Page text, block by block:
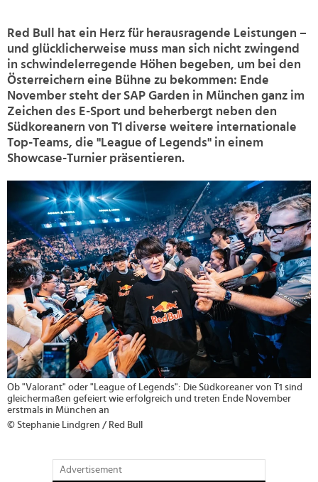
Red Bull hat ein Herz für herausragende Leistungen –
und glücklicherweise muss man sich nicht zwingend
in schwindelerregende Höhen begeben, um bei den
Österreichern eine Bühne zu bekommen: Ende
November steht der SAP Garden in München ganz im
Zeichen des E-Sport und beherbergt neben den
Südkoreanern von T1 diverse weitere internationale
Top-Teams, die "League of Legends" in einem
Showcase-Turnier präsentieren.
Ob "Valorant" oder "League of Legends": Die Südkoreaner von T1 sind
gleichermaßen gefeiert wie erfolgreich und treten Ende November
erstmals in München an
© Stephanie Lindgren / Red Bull
Advertisement